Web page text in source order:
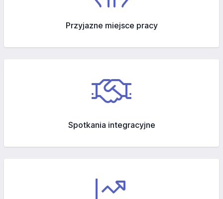
Przyjazne miejsce pracy
Spotkania integracyjne